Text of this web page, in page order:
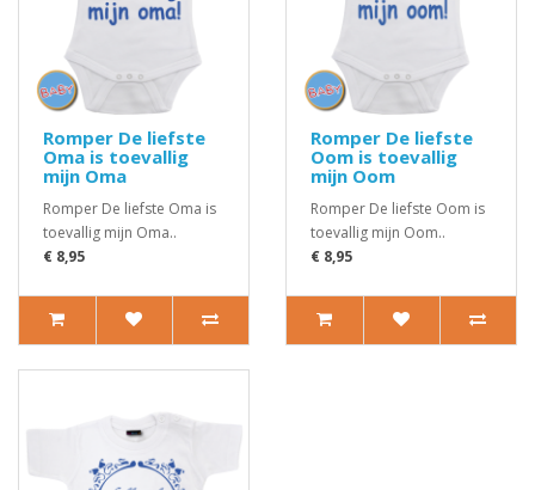
Romper De liefste
Oma is toevallig
mijn Oma
Romper De liefste Oma is
toevallig mijn Oma..
€ 8,95
Romper De liefste
Oom is toevallig
mijn Oom
Romper De liefste Oom is
toevallig mijn Oom..
€ 8,95